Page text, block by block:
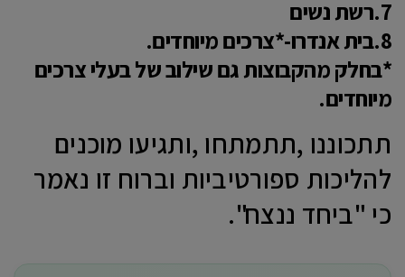
7.רשת נשים
8.בית אנדרו-*צרכים מיוחדים.
*בחלק מהקבוצות גם שילוב של בעלי צרכים
מיוחדים.
תתכוננו ,תתמתחו ,ותגיעו מוכנים
להליכות ספורטיביות וברוח זו נאמר
כי "ביחד ננצח".